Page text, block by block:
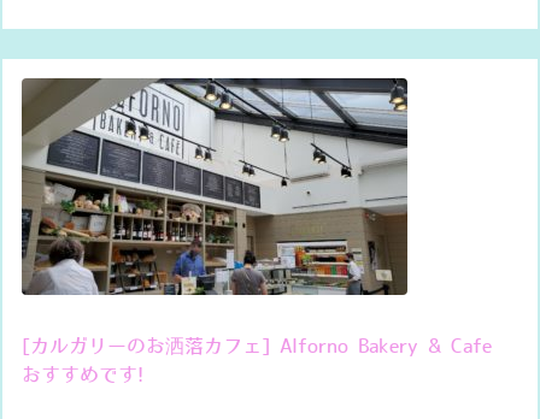
[カルガリーのお洒落カフェ] Alforno Bakery & Cafe
おすすめです!